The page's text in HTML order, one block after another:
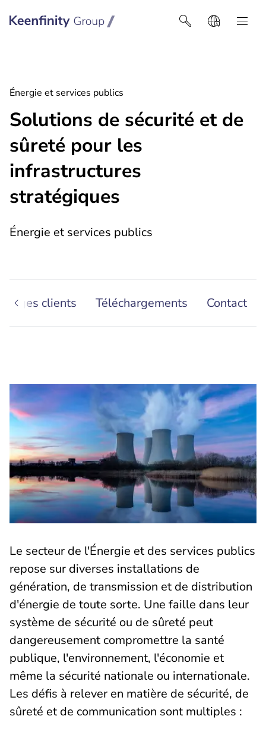
Keenfinity Group I Africa
Énergie et services publics
Solutions de sécurité et de
sûreté pour les
infrastructures
stratégiques
Énergie et services publics
clients Téléchargements Contact
Le secteur de l'Énergie et des services publics
repose sur diverses installations de
génération, de transmission et de distribution
d'énergie de toute sorte. Une faille dans leur
système de sécurité ou de sûreté peut
dangereusement compromettre la santé
publique, l'environnement, l'économie et
même la sécurité nationale ou internationale.
Les défis à relever en matière de sécurité, de
sûreté et de communication sont multiples :